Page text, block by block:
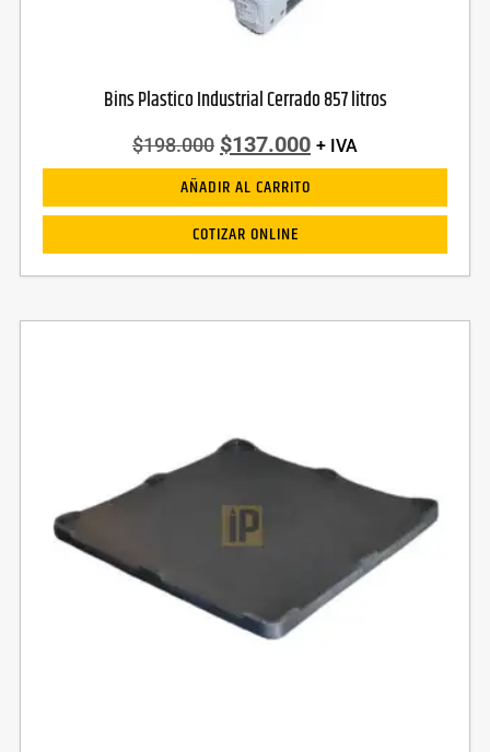
Bins Plastico Industrial Cerrado 857 litros
$198.000 $137.000 + IVA
AÑADIR AL CARRITO
COTIZAR ONLINE